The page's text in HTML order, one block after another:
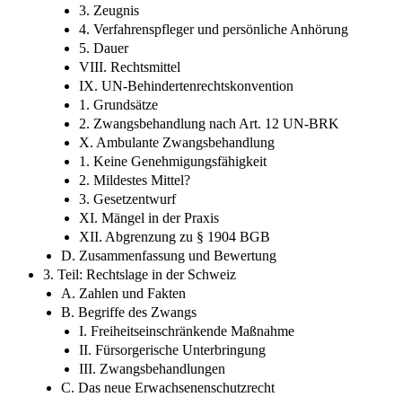
3. Zeugnis
4. Verfahrenspfleger und persönliche Anhörung
5. Dauer
VIII. Rechtsmittel
IX. UN-Behindertenrechtskonvention
1. Grundsätze
2. Zwangsbehandlung nach Art. 12 UN-BRK
X. Ambulante Zwangsbehandlung
1. Keine Genehmigungsfähigkeit
2. Mildestes Mittel?
3. Gesetzentwurf
XI. Mängel in der Praxis
XII. Abgrenzung zu § 1904 BGB
D. Zusammenfassung und Bewertung
3. Teil: Rechtslage in der Schweiz
A. Zahlen und Fakten
B. Begriffe des Zwangs
I. Freiheitseinschränkende Maßnahme
II. Fürsorgerische Unterbringung
III. Zwangsbehandlungen
C. Das neue Erwachsenenschutzrecht